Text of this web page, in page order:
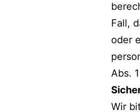
Fall,
oder
Abs.
Wir